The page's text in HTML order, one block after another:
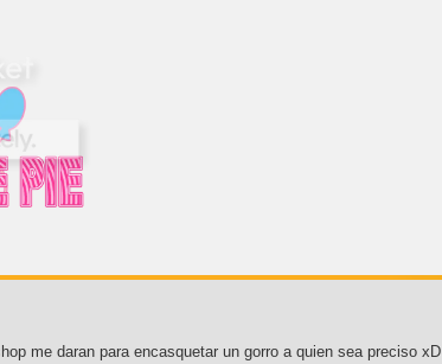
me daran para encasquetar un gorro a quien sea preciso xD